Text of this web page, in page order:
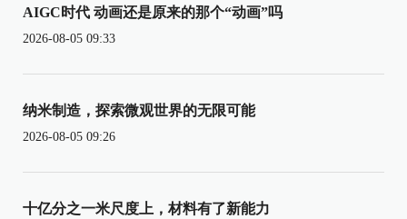
AIGC时代 动画还是原来的那个“动画”吗
2026-08-05 09:33
纳米制造，探索微观世界的无限可能
2026-08-05 09:26
十亿分之一米尺度上，材料有了新能力